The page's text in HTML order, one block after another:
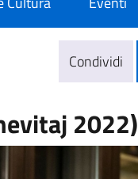
Condividi
2022)